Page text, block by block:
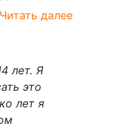
Читать далее
лет. Я
это
лет я